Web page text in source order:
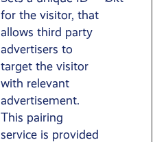
for the visitor, that
allows third party
advertisers to
target the visitor
with relevant
advertisement.
This pairing
service is provided